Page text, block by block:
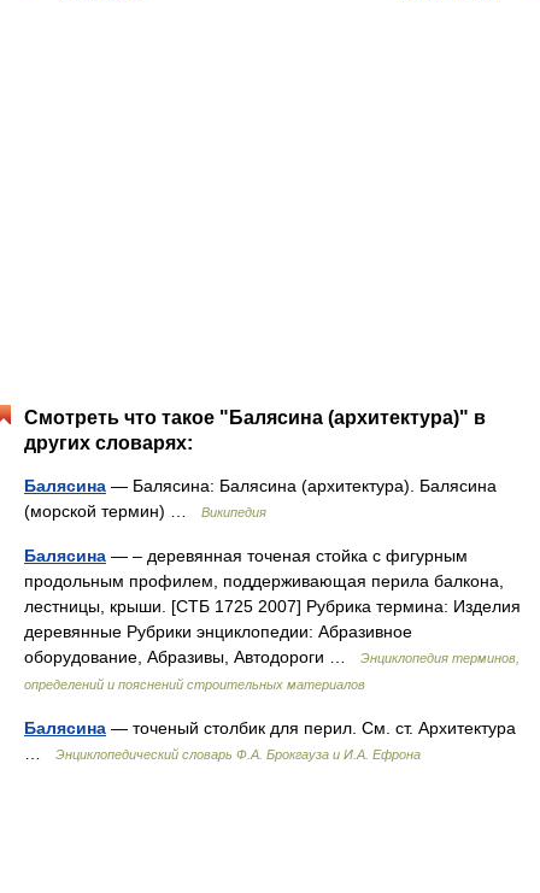
Смотреть что такое "Балясина (архитектура)" в
других словарях:
Балясина — Балясина: Балясина (архитектура). Балясина
(морской термин) …
Википедия
Балясина — – деревянная точеная стойка с фигурным
продольным профилем, поддерживающая перила балкона,
лестницы, крыши. [СТБ 1725 2007] Рубрика термина: Изделия
деревянные Рубрики энциклопедии: Абразивное
оборудование, Абразивы, Автодороги …
Энциклопедия терминов,
определений и пояснений строительных материалов
Балясина — точеный столбик для перил. См. ст. Архитектура
…
Энциклопедический словарь Ф.А. Брокгауза и И.А. Ефрона